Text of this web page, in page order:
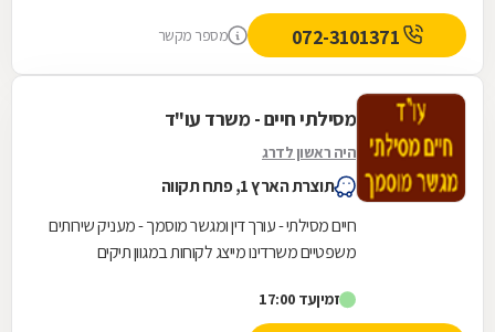
מספר מקשר
מסילתי חיים - משרד עו"ד
היה ראשון לדרג
תוצרת הארץ 1, פתח תקווה
חיים מסילתי - עורך דין ומגשר מוסמך - מעניק שירותים
משפטיים משרדינו מייצג לקוחות במגוון תיקים
לחיזוק...
זמיןעד 17:00